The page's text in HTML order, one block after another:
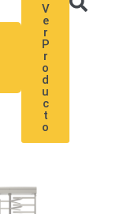
V
e
r
P
r
o
d
u
c
t
o